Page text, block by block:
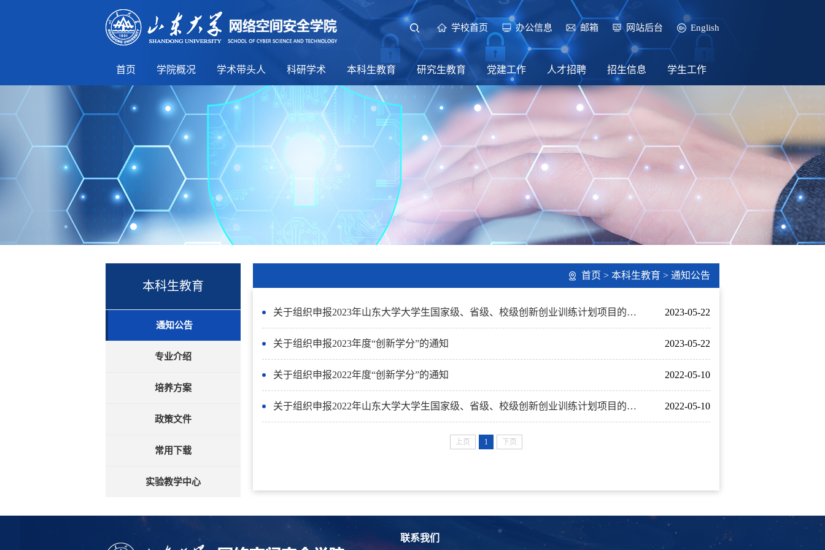
学校首页 办公信息 邮箱 网站后台 English
首页 学院概况 学术带头人 科研学术 本科生教育 研究生教育 党建工作 人才招聘 招生信息 学生工作
本科生教育
通知公告
专业介绍
培养方案
政策文件
常用下载
实验教学中心
首页 > 本科生教育 > 通知公告
关于组织申报2023年山东大学大学生国家级、省级、校级创新创业训练计划项目的正式通知 2023-05-22
关于组织申报2023年度“创新学分”的通知 2023-05-22
关于组织申报2022年度“创新学分”的通知 2022-05-10
关于组织申报2022年山东大学大学生国家级、省级、校级创新创业训练计划项目的正式通知 2022-05-10
上页 1 下页
联系我们